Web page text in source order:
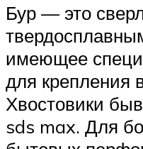
Бур — это
имеющее
для крепления
Хвостовики
sds max. Для